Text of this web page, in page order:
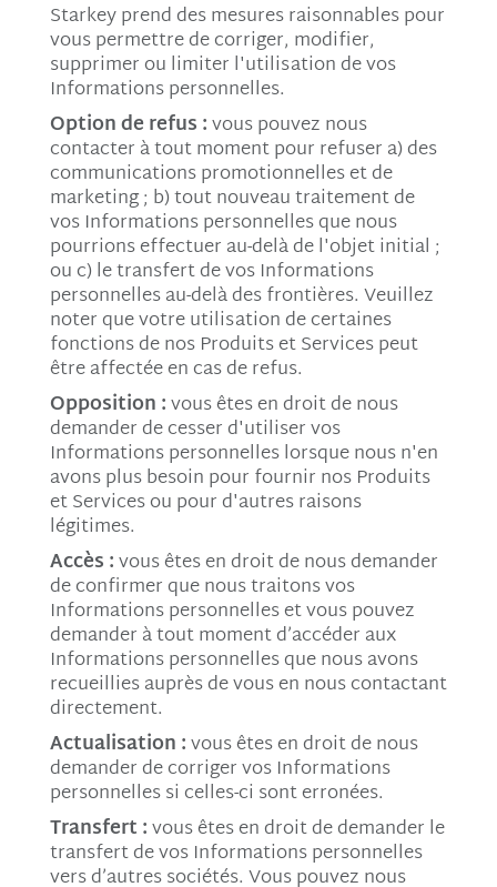
Starkey prend des mesures raisonnables pour
vous permettre de corriger, modifier,
supprimer ou limiter l'utilisation de vos
Informations personnelles.
Option de refus :vous pouvez nous
contacter à tout moment pour refuser a) des
communications promotionnelles et de
marketing ; b) tout nouveau traitement de
vos Informations personnelles que nous
pourrions effectuer au-delà de l'objet initial ;
ou c) le transfert de vos Informations
personnelles au-delà des frontières. Veuillez
noter que votre utilisation de certaines
fonctions de nos Produits et Services peut
être affectée en cas de refus.
Opposition :vous êtes en droit de nous
demander de cesser d'utiliser vos
Informations personnelles lorsque nous n'en
avons plus besoin pour fournir nos Produits
et Services ou pour d'autres raisons
légitimes.
Accès :vous êtes en droit de nous demander
de confirmer que nous traitons vos
Informations personnelles et vous pouvez
demander à tout moment d’accéder aux
Informations personnelles que nous avons
recueillies auprès de vous en nous contactant
directement.
Actualisation :vous êtes en droit de nous
demander de corriger vos Informations
personnelles si celles-ci sont erronées.
Transfert :vous êtes en droit de demander le
transfert de vos Informations personnelles
vers d’autres sociétés. Vous pouvez nous